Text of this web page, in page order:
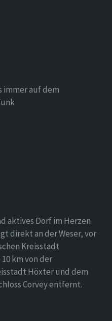
immer auf dem
aktives Dorf im Herzen
direkt an der Weser, vor
Kreisstadt
km von der
Höxter und dem
Corvey entfernt.